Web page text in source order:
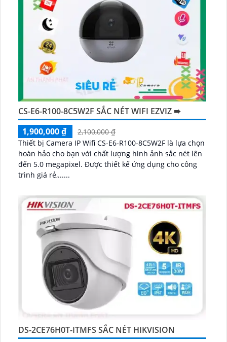
CS-E6-R100-8C5W2F SẮC NÉT WIFI EZVIZ ➠
1,900,000 ₫
2,100,000 ₫
Thiết bị Camera IP Wifi CS-E6-R100-8C5W2F là lựa chọn
hoàn hảo cho bạn với chất lượng hình ảnh sắc nét lên
đến 5.0 megapixel. Được thiết kế ứng dụng cho công
trình giá rẻ,......
DS-2CE76H0T-ITMFS SẮC NÉT HIKVISION